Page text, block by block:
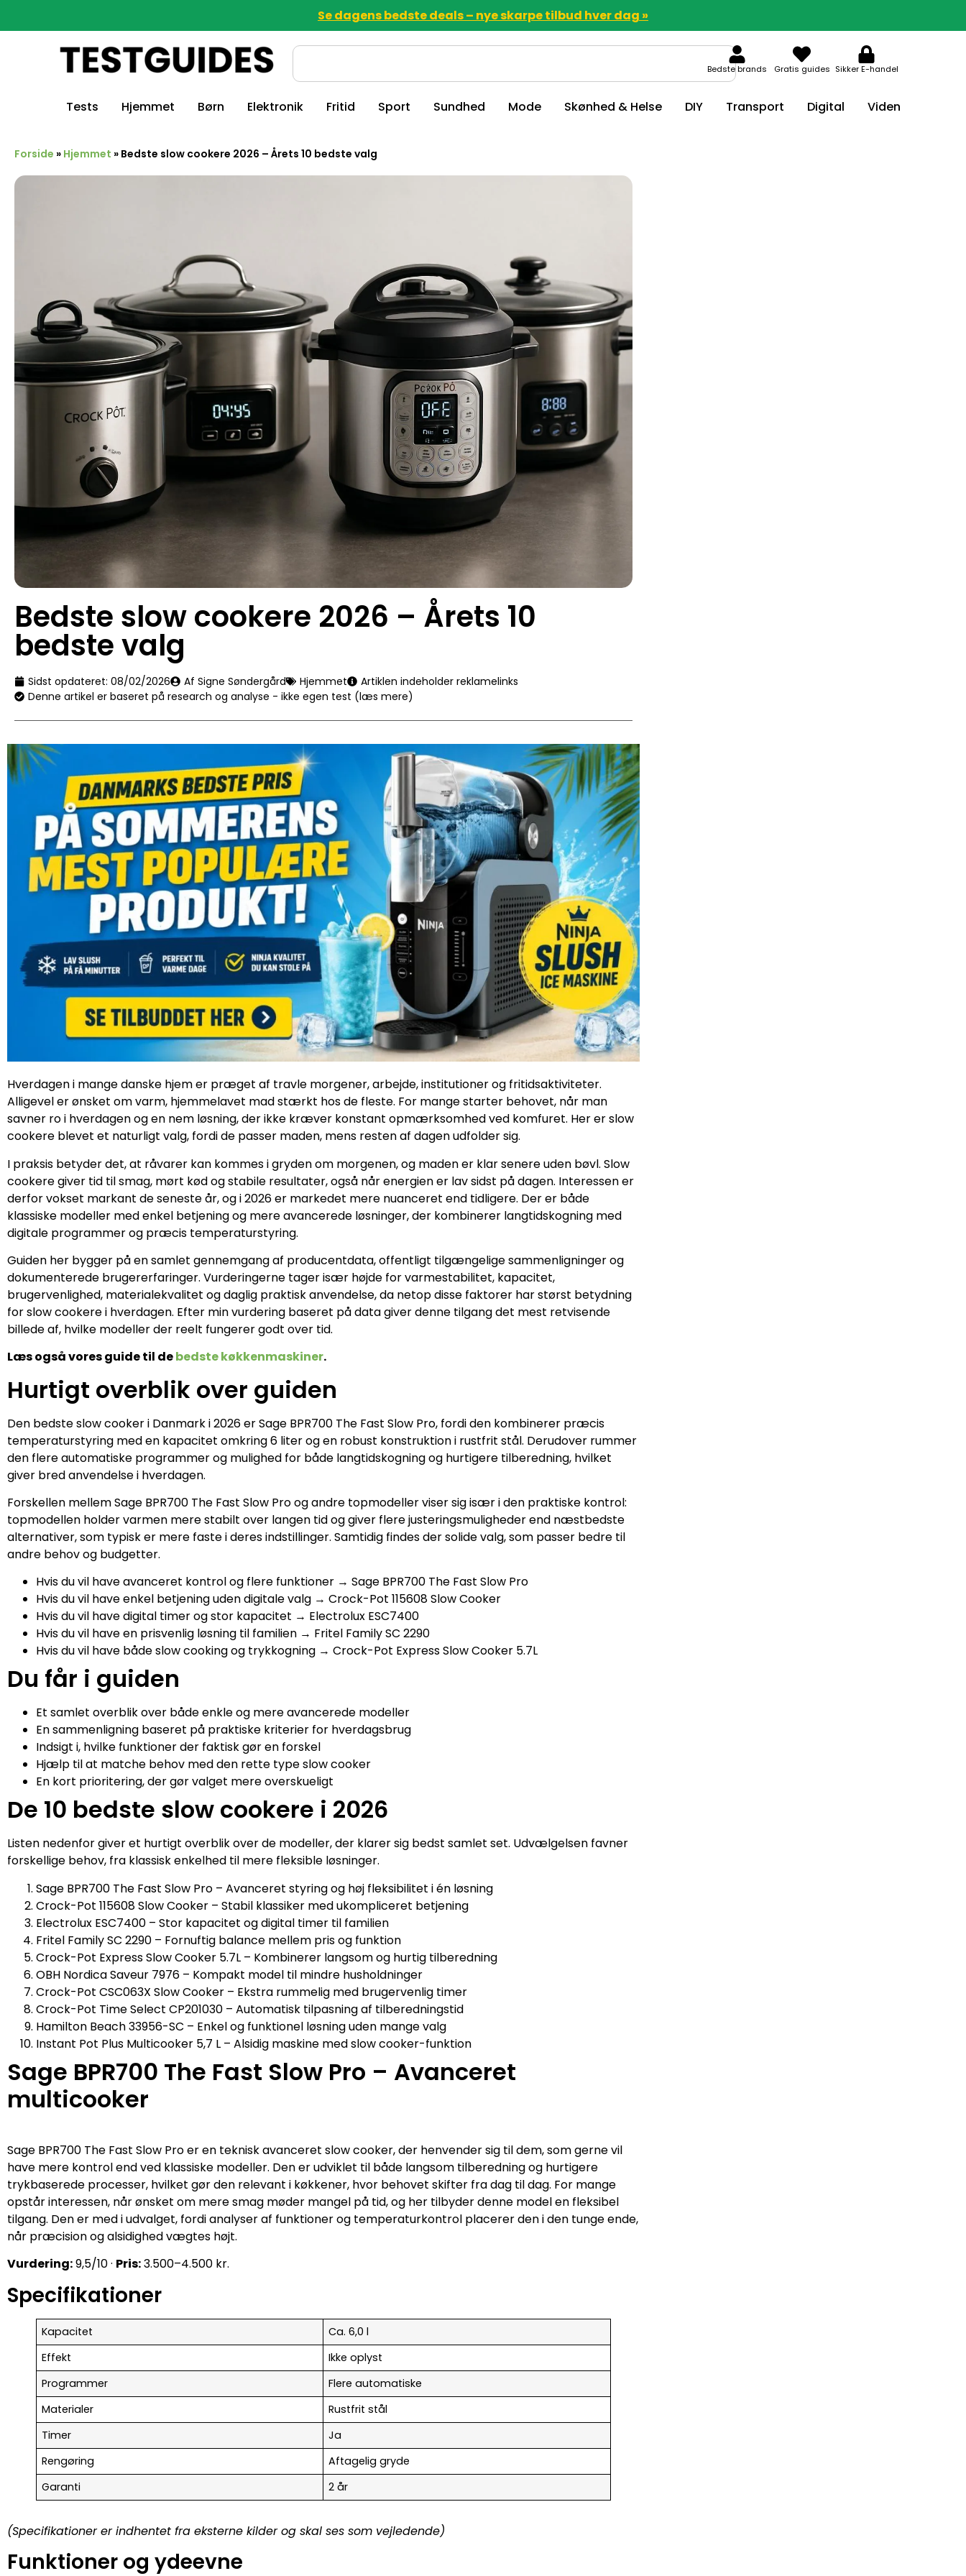
Se dagens bedste deals – nye skarpe tilbud hver dag »
Bedste brands Gratis guides Sikker E-handel
Tests Hjemmet Børn Elektronik Fritid Sport Sundhed Mode Skønhed & Helse DIY Transport Digital Viden
Forside » Hjemmet » Bedste slow cookere 2026 – Årets 10 bedste valg
Bedste slow cookere 2026 – Årets 10
bedste valg
Sidst opdateret: 08/02/2026 Af Signe Søndergård Hjemmet
Artiklen indeholder reklamelinks
Denne artikel er baseret på research og analyse - ikke egen test (læs mere)
Hverdagen i mange danske hjem er præget af travle morgener, arbejde, institutioner og fritidsaktiviteter.
Alligevel er ønsket om varm, hjemmelavet mad stærkt hos de fleste. For mange starter behovet, når man
savner ro i hverdagen og en nem løsning, der ikke kræver konstant opmærksomhed ved komfuret. Her er slow
cookere blevet et naturligt valg, fordi de passer maden, mens resten af dagen udfolder sig.
I praksis betyder det, at råvarer kan kommes i gryden om morgenen, og maden er klar senere uden bøvl. Slow
cookere giver tid til smag, mørt kød og stabile resultater, også når energien er lav sidst på dagen. Interessen er
derfor vokset markant de seneste år, og i 2026 er markedet mere nuanceret end tidligere. Der er både
klassiske modeller med enkel betjening og mere avancerede løsninger, der kombinerer langtidskogning med
digitale programmer og præcis temperaturstyring.
Guiden her bygger på en samlet gennemgang af producentdata, offentligt tilgængelige sammenligninger og
dokumenterede brugererfaringer. Vurderingerne tager især højde for varme­stabilitet, kapacitet,
brugervenlighed, materialekvalitet og daglig praktisk anvendelse, da netop disse faktorer har størst betydning
for slow cookere i hverdagen. Efter min vurdering baseret på data giver denne tilgang det mest retvisende
billede af, hvilke modeller der reelt fungerer godt over tid.
Læs også vores guide til debedste køkkenmaskiner.
Hurtigt overblik over guiden
Den bedste slow cooker i Danmark i 2026 er Sage BPR700 The Fast Slow Pro, fordi den kombinerer præcis
temperaturstyring med en kapacitet omkring 6 liter og en robust konstruktion i rustfrit stål. Derudover rummer
den flere automatiske programmer og mulighed for både langtidskogning og hurtigere tilberedning, hvilket
giver bred anvendelse i hverdagen.
Forskellen mellem Sage BPR700 The Fast Slow Pro og andre topmodeller viser sig især i den praktiske kontrol:
topmodellen holder varmen mere stabilt over langen tid og giver flere justeringsmuligheder end næstbedste
alternativer, som typisk er mere faste i deres indstillinger. Samtidig findes der solide valg, som passer bedre til
andre behov og budgetter.
Hvis du vil have avanceret kontrol og flere funktioner → Sage BPR700 The Fast Slow Pro
Hvis du vil have enkel betjening uden digitale valg → Crock-Pot 115608 Slow Cooker
Hvis du vil have digital timer og stor kapacitet → Electrolux ESC7400
Hvis du vil have en prisvenlig løsning til familien → Fritel Family SC 2290
Hvis du vil have både slow cooking og trykkogning → Crock-Pot Express Slow Cooker 5.7L
Du får i guiden
Et samlet overblik over både enkle og mere avancerede modeller
En sammenligning baseret på praktiske kriterier for hverdagsbrug
Indsigt i, hvilke funktioner der faktisk gør en forskel
Hjælp til at matche behov med den rette type slow cooker
En kort prioritering, der gør valget mere overskueligt
De 10 bedste slow cookere i 2026
Listen nedenfor giver et hurtigt overblik over de modeller, der klarer sig bedst samlet set. Udvælgelsen favner
forskellige behov, fra klassisk enkelhed til mere fleksible løsninger.
Sage BPR700 The Fast Slow Pro – Avanceret styring og høj fleksibilitet i én løsning
Crock-Pot 115608 Slow Cooker – Stabil klassiker med ukompliceret betjening
Electrolux ESC7400 – Stor kapacitet og digital timer til familien
Fritel Family SC 2290 – Fornuftig balance mellem pris og funktion
Crock-Pot Express Slow Cooker 5.7L – Kombinerer langsom og hurtig tilberedning
OBH Nordica Saveur 7976 – Kompakt model til mindre husholdninger
Crock-Pot CSC063X Slow Cooker – Ekstra rummelig med brugervenlig timer
Crock-Pot Time Select CP201030 – Automatisk tilpasning af tilberedningstid
Hamilton Beach 33956-SC – Enkel og funktionel løsning uden mange valg
Instant Pot Plus Multicooker 5,7 L – Alsidig maskine med slow cooker-funktion
Sage BPR700 The Fast Slow Pro – Avanceret
multicooker
Sage BPR700 The Fast Slow Pro er en teknisk avanceret slow cooker, der henvender sig til dem, som gerne vil
have mere kontrol end ved klassiske modeller. Den er udviklet til både langsom tilberedning og hurtigere
trykbaserede processer, hvilket gør den relevant i køkkener, hvor behovet skifter fra dag til dag. For mange
opstår interessen, når ønsket om mere smag møder mangel på tid, og her tilbyder denne model en fleksibel
tilgang. Den er med i udvalget, fordi analyser af funktioner og temperaturkontrol placerer den i den tunge ende,
når præcision og alsidighed vægtes højt.
Vurdering:9,5/10 · Pris:3.500–4.500 kr.
Specifikationer
Kapacitet
Ca. 6,0 l
Effekt
Ikke oplyst
Programmer
Flere automatiske
Materialer
Rustfrit stål
Timer
Ja
Rengøring
Aftagelig gryde
Garanti
2 år
(Specifikationer er indhentet fra eksterne kilder og skal ses som vejledende)
Funktioner og ydeevne